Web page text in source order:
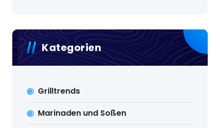
Kategorien
Grilltrends
Marinaden und Soßen